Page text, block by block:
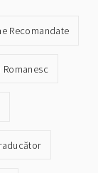
Recomandate
Romanesc